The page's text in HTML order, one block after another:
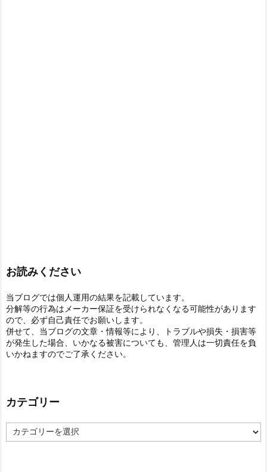
お読みください
当ブログでは個人運用の結果を記載しています。
分解等の行為はメーカー保証を受けられなくなる可能性があります
ので、必ず自己責任でお願いします。
併せて、当ブログの文章・情報等により、トラブルや損失・損害等
が発生した場合、いかなる被害についても、管理人は一切責任を負
いかねますのでご了承ください。
カテゴリー
テ